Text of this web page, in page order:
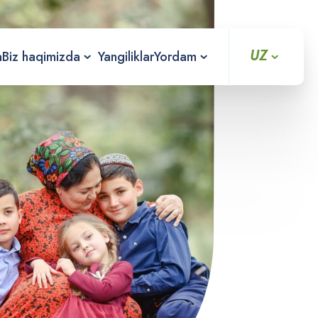
Biz haqimizda YangiliklarYordam UZ